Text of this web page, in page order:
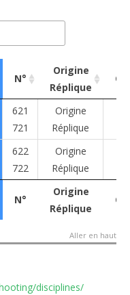
N°
Origine
Réplique
N°
Origine
Réplique
Origine
Réplique
621
721
Origine
Réplique
622
722
Origine
Réplique
N°
Origine
Réplique
Aller en haut
disciplines/